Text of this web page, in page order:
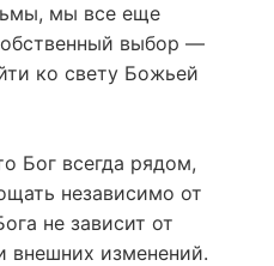
мы все еще
выбор —
ко свету Божьей
Бог всегда рядом,
независимо от
не зависит от
внешних изменений.